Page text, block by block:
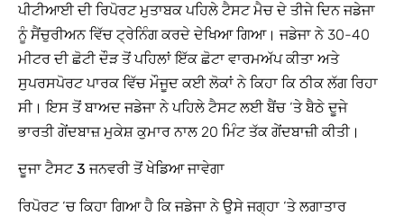
ਪੀਟੀਆਈ ਦੀ ਰਿਪੋਰਟ ਮੁਤਾਬਕ ਪਹਿਲੇ ਟੈਸਟ ਮੈਚ ਦੇ ਤੀਜੇ ਦਿਨ ਜਡੇਜਾ
ਨੂੰ ਸੈਂਚੁਰੀਅਨ ਵਿੱਚ ਟ੍ਰੇਨਿੰਗ ਕਰਦੇ ਦੇਖਿਆ ਗਿਆ। ਜਡੇਜਾ ਨੇ 30-40
ਮੀਟਰ ਦੀ ਛੋਟੀ ਦੌੜ ਤੋਂ ਪਹਿਲਾਂ ਇੱਕ ਛੋਟਾ ਵਾਰਮਅੱਪ ਕੀਤਾ ਅਤੇ
ਸੁਪਰਸਪੋਰਟ ਪਾਰਕ ਵਿੱਚ ਮੌਜੂਦ ਕਈ ਲੋਕਾਂ ਨੇ ਕਿਹਾ ਕਿ ਠੀਕ ਲੱਗ ਰਿਹਾ
ਸੀ। ਇਸ ਤੋਂ ਬਾਅਦ ਜਡੇਜਾ ਨੇ ਪਹਿਲੇ ਟੈਸਟ ਲਈ ਬੈਂਚ ‘ਤੇ ਬੈਠੇ ਦੂਜੇ
ਭਾਰਤੀ ਗੇਂਦਬਾਜ਼ ਮੁਕੇਸ਼ ਕੁਮਾਰ ਨਾਲ 20 ਮਿੰਟ ਤੱਕ ਗੇਂਦਬਾਜ਼ੀ ਕੀਤੀ।
ਦੂਜਾ ਟੈਸਟ 3 ਜਨਵਰੀ ਤੋਂ ਖੇਡਿਆ ਜਾਵੇਗਾ
ਰਿਪੋਰਟ ‘ਚ ਕਿਹਾ ਗਿਆ ਹੈ ਕਿ ਜਡੇਜਾ ਨੇ ਉਸੇ ਜਗ੍ਹਾ ‘ਤੇ ਲਗਾਤਾਰ